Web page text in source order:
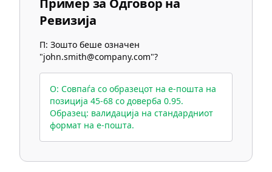
Пример за Одговор на
Ревизија
П: Зошто беше означен
"john.smith@company.com"?
О: Совпаѓа со образецот на е-пошта на
позиција 45-68 со доверба 0.95.
Образец: валидација на стандардниот
формат на е-пошта.